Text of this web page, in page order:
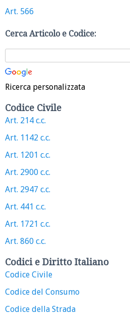
Art. 566
Cerca Articolo e Codice:
Ricerca personalizzata
Codice Civile
Art. 214 c.c.
Art. 1142 c.c.
Art. 1201 c.c.
Art. 2900 c.c.
Art. 2947 c.c.
Art. 441 c.c.
Art. 1721 c.c.
Art. 860 c.c.
Codici e Diritto Italiano
Codice Civile
Codice del Consumo
Codice della Strada